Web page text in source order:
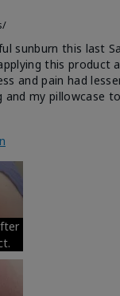
sunburn this last
this product
and pain had
and my pillowcase